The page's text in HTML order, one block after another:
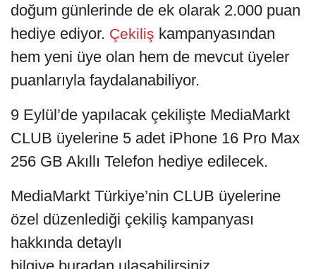
doğum günlerinde de ek olarak 2.000 puan
hediye ediyor. Çekiliş kampanyasından
hem yeni üye olan hem de mevcut üyeler
puanlarıyla faydalanabiliyor.
9 Eylül’de yapılacak çekilişte MediaMarkt
CLUB üyelerine 5 adet iPhone 16 Pro Max
256 GB Akıllı Telefon hediye edilecek.
MediaMarkt Türkiye’nin CLUB üyelerine
özel düzenlediği çekiliş kampanyası
hakkında detaylı